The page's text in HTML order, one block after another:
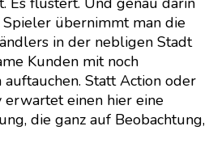
übernimmt man die
in der nebligen Stadt
Kunden mit noch
Statt Action oder
erwartet einen hier eine
die ganz auf Beobachtung,